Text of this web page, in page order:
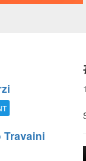
Travaini